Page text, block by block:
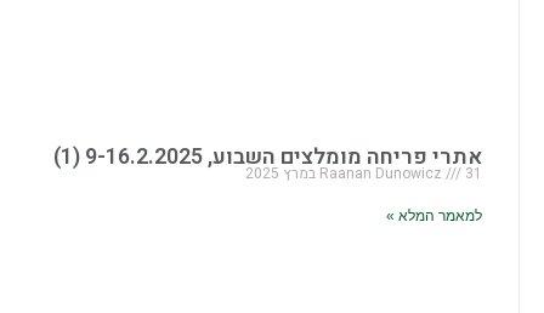
אתרי פריחה מומלצים השבוע, 9-16.2.2025 (1)
Raanan Dunowicz 31 במרץ 2025
למאמר המלא »